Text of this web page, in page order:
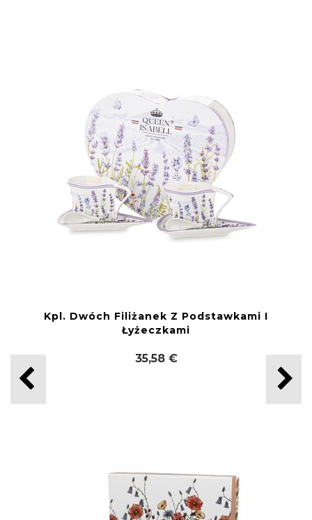
Kpl. Dwóch Filiżanek Z Podstawkami I
Łyżeczkami
35,58 €